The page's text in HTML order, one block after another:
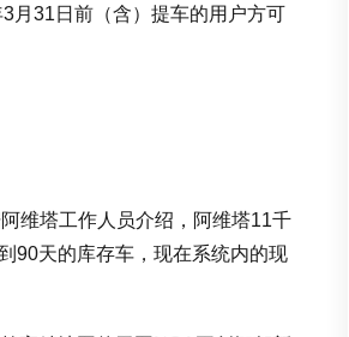
月31日前（含）提车的用户方可
维塔工作人员介绍，阿维塔11千
90天的库存车，现在系统内的现